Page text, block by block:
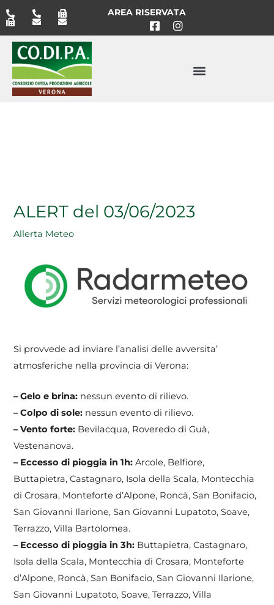
Vai
al
contenuto
AREA RISERVATA
ALERT del 03/06/2023
Allerta Meteo
Si provvede ad inviare l’analisi delle avversita’
atmosferiche nella provincia di Verona:
– Gelo e brina: nessun evento di rilievo.
– Colpo di sole: nessun evento di rilievo.
– Vento forte: Bevilacqua, Roveredo di Guà,
Vestenanova.
– Eccesso di pioggia in 1h:Arcole, Belfiore,
Buttapietra, Castagnaro, Isola della Scala, Montecchia
di Crosara, Monteforte d’Alpone, Roncà, San Bonifacio,
San Giovanni Ilarione, San Giovanni Lupatoto, Soave,
Terrazzo, Villa Bartolomea.
– Eccesso di pioggia in 3h: Buttapietra, Castagnaro,
Isola della Scala, Montecchia di Crosara, Monteforte
d’Alpone, Roncà, San Bonifacio, San Giovanni Ilarione,
San Giovanni Lupatoto, Soave, Terrazzo, Villa